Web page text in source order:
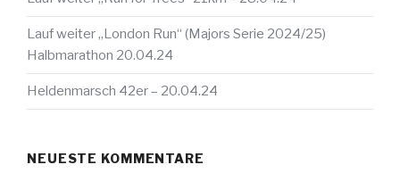
Lauf weiter „London Run“ (Majors Serie 2024/25)
Halbmarathon 20.04.24
Heldenmarsch 42er – 20.04.24
NEUESTE KOMMENTARE